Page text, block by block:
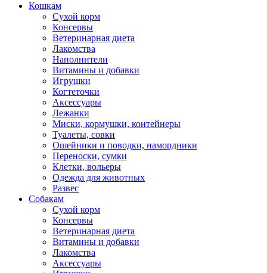
Кошкам
Сухой корм
Консервы
Ветеринарная диета
Лакомства
Наполнители
Витамины и добавки
Игрушки
Когтеточки
Аксессуары
Лежанки
Миски, кормушки, контейнеры
Туалеты, совки
Ошейники и поводки, намордники
Переноски, сумки
Клетки, вольеры
Одежда для животных
Развес
Собакам
Сухой корм
Консервы
Ветеринарная диета
Витамины и добавки
Лакомства
Аксессуары